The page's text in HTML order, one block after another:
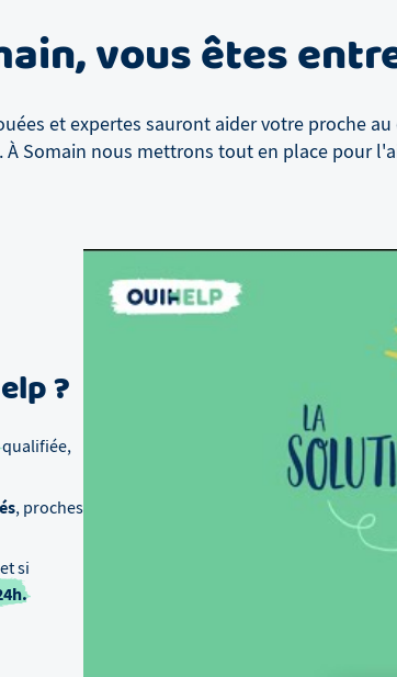
, vous êtes
et expertes sauront aider votre proche
À Somain nous mettrons tout en place pour
?
qualifiée,
, proches
si